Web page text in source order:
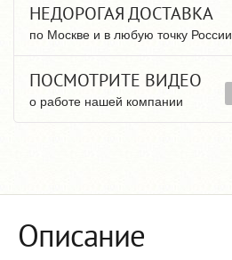
НЕДОРОГАЯ ДОСТАВКА
по Москве и в любую точку России
ПОСМОТРИТЕ ВИДЕО
о работе нашей компании
Описание